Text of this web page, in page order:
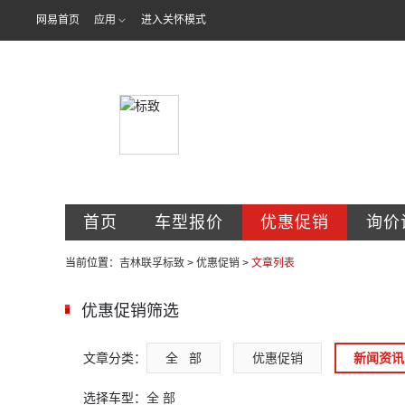
网易首页 应用 进入关怀模式
首页 车型报价 优惠促销 询价
当前位置： 吉林联孚标致 > 优惠促销 > 文章列表
优惠促销筛选
文章分类： 全   部 优惠促销 新闻资讯
选择车型： 全 部